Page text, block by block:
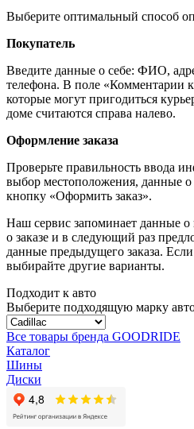
Выберите оптимальный способ
Покупатель
Введите данные о себе: ФИО,
телефона. В поле «Комментарии к
которые могут пригодиться
доме считаются справа налево.
Оформление заказа
Проверьте правильность ввода
выбор местоположения, данные
кнопку «Оформить заказ».
Наш сервис запоминает данные
о заказе и в следующий раз
данные предыдущего заказа.
выбирайте другие варианты.
Подходит к авто
Выберите подходящую марку
Все товары бренда GOODRIDE
Каталог
Шины
Диски